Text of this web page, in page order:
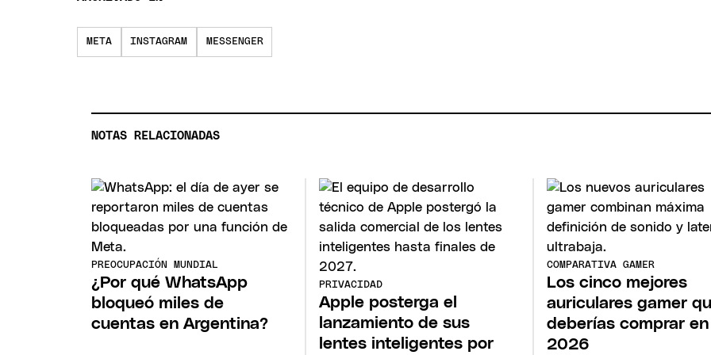
META INSTAGRAM MESSENGER
NOTAS RELACIONADAS
PREOCUPACIÓN MUNDIAL
¿Por qué WhatsApp
bloqueó miles de
cuentas en Argentina?
PRIVACIDAD
Apple posterga el
lanzamiento de sus
lentes inteligentes por
COMPARATIVA GAMER
Los cinco mejores
auriculares gamer
deberías comprar en
2026